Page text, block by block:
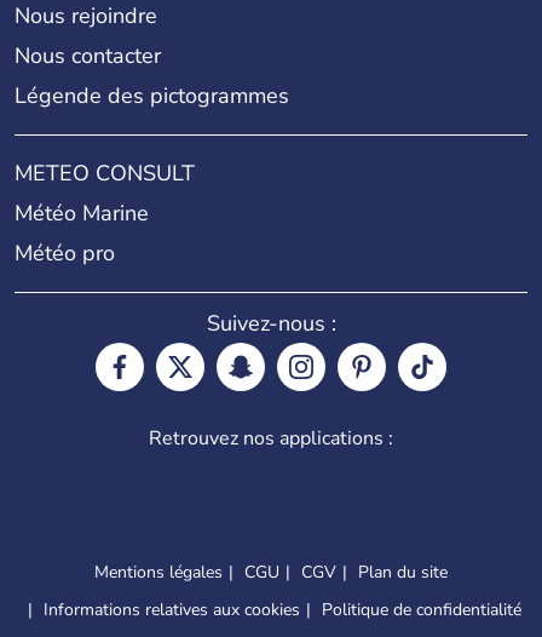
Nous rejoindre
Nous contacter
Légende des pictogrammes
METEO CONSULT
Météo Marine
Météo pro
Suivez-nous :
Retrouvez nos applications :
Mentions légales CGU CGV
Plan du site
Informations relatives aux cookies
Politique de confidentialité